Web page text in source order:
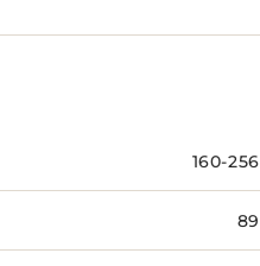
160-256
89